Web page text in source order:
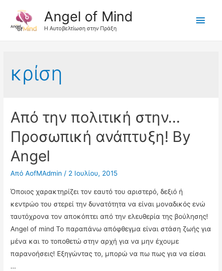
Angel of Mind
Η Αυτοβελτίωση στην Πράξη
κρίση
Από την πολιτική στην…
Προσωπική ανάπτυξη! By
Angel
Από AofMAdmin / 2 Ιουλίου, 2015
Όποιος χαρακτηρίζει τον εαυτό του αριστερό, δεξιό ή
κεντρώο του στερεί την δυνατότητα να είναι μοναδικός ενώ
ταυτόχρονα τον αποκόπτει από την ελευθερία της βούλησης!
Angel of mind Το παραπάνω απόφθεγμα είναι στάση ζωής για
μένα και το τοποθετώ στην αρχή για να μην έχουμε
παρανοήσεις! Εξηγώντας το, μπορώ να πω πως για να είσαι
…